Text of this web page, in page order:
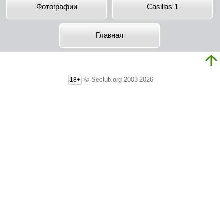
Фотографии Casillas 1
Главная
18+ © Seclub.org 2003-2026